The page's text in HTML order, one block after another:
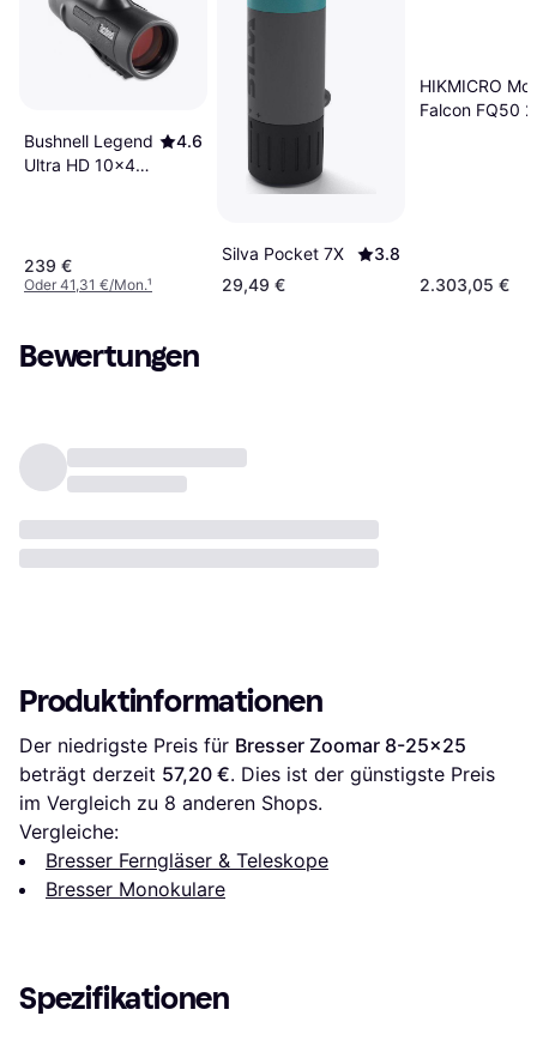
Bushnell Legend
Ultra HD 10x42
4.6
239 €
Oder 41,31 €/Mon.¹
Silva Pocket 7X
3.8
29,49 €
HIKMICRO
Falcon FQ50
2.303,05 €
Bewertungen
Produktinformationen
Der niedrigste Preis für Bresser Zoomar 8-25x25
beträgt derzeit 57,20 €. Dies ist der günstigste Preis
im Vergleich zu 8 anderen Shops.
Vergleiche:
Bresser Ferngläser & Teleskope
Bresser Monokulare
Spezifikationen